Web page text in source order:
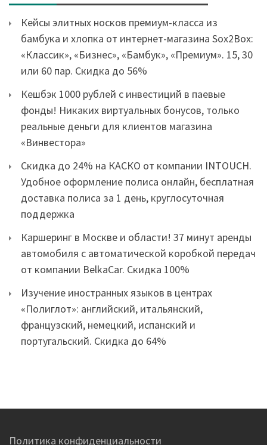
Кейсы элитных носков премиум-класса из
бамбука и хлопка от интернет-магазина Sox2Box:
«Классик», «Бизнес», «Бамбук», «Премиум». 15, 30
или 60 пар. Скидка до 56%
Кешбэк 1000 рублей с инвестиций в паевые
фонды! Никаких виртуальных бонусов, только
реальные деньги для клиентов магазина
«Винвестора»
Скидка до 24% на КАСКО от компании INTOUCH.
Удобное оформление полиса онлайн, бесплатная
доставка полиса за 1 день, круглосуточная
поддержка
Каршеринг в Москве и области! 37 минут аренды
автомобиля с автоматической коробкой передач
от компании BelkaCar. Скидка 100%
Изучение иностранных языков в центрах
«Полиглот»: английский, итальянский,
французский, немецкий, испанский и
португальский. Скидка до 64%
Политика конфиденциальности